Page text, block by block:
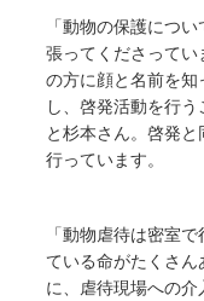
「動物の保護につ
張ってくださってい
の方に顔と名前を
し、啓発活動を行う
と杉本さん。啓発
行っています。
「動物虐待は密室
ている命がたくさ
に、虐待現場への